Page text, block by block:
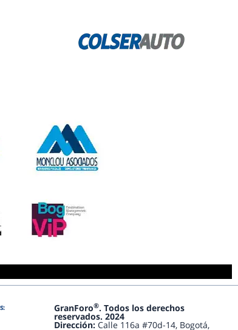
GranForo®. Todos los derechos
reservados. 2024
Dirección: Calle 116a #70d-14, Bogotá,